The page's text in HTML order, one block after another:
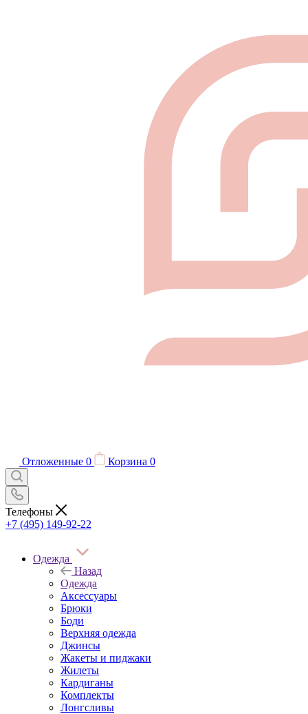
Отложенные 0 Корзина 0
Телефоны
+7 (495) 149-92-22
Одежда
Назад
Одежда
Аксессуары
Брюки
Боди
Верхняя одежда
Джинсы
Жакеты и пиджаки
Жилеты
Кардиганы
Комплекты
Лонгсливы